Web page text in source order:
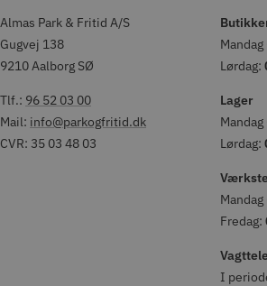
Almas Park & Fritid A/S
Gugvej 138
9210 Aalborg SØ
Tlf.: 96 52 03 00
Mail: info@parkogfritid.dk
CVR: 35 03 48 03
Lørdag:
Lager
Lørdag:
Fredag:
I